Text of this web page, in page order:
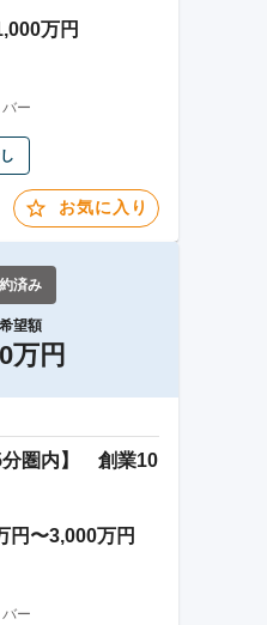
万円
ー
お気に入り
済み
望額
万円
分圏内】 創業10
円〜3,000万円
ー